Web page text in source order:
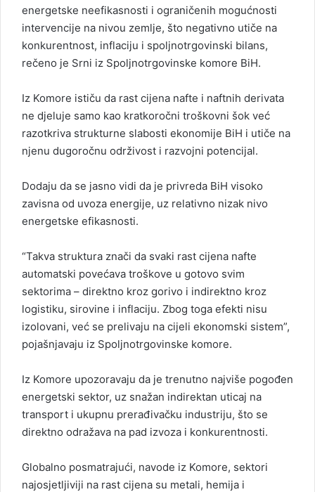
energetske neefikasnosti i ograničenih mogućnosti
intervencije na nivou zemlje, što negativno utiče na
konkurentnost, inflaciju i spoljnotrgovinski bilans,
rečeno je Srni iz Spoljnotrgovinske komore BiH.
Iz Komore ističu da rast cijena nafte i naftnih derivata
ne djeluje samo kao kratkoročni troškovni šok već
razotkriva strukturne slabosti ekonomije BiH i utiče na
njenu dugoročnu održivost i razvojni potencijal.
Dodaju da se jasno vidi da je privreda BiH visoko
zavisna od uvoza energije, uz relativno nizak nivo
energetske efikasnosti.
“Takva struktura znači da svaki rast cijena nafte
automatski povećava troškove u gotovo svim
sektorima – direktno kroz gorivo i indirektno kroz
logistiku, sirovine i inflaciju. Zbog toga efekti nisu
izolovani, već se prelivaju na cijeli ekonomski sistem”,
pojašnjavaju iz Spoljnotrgovinske komore.
Iz Komore upozoravaju da je trenutno najviše pogođen
energetski sektor, uz snažan indirektan uticaj na
transport i ukupnu prerađivačku industriju, što se
direktno odražava na pad izvoza i konkurentnosti.
Globalno posmatrajući, navode iz Komore, sektori
najosjetljiviji na rast cijena su metali, hemija i